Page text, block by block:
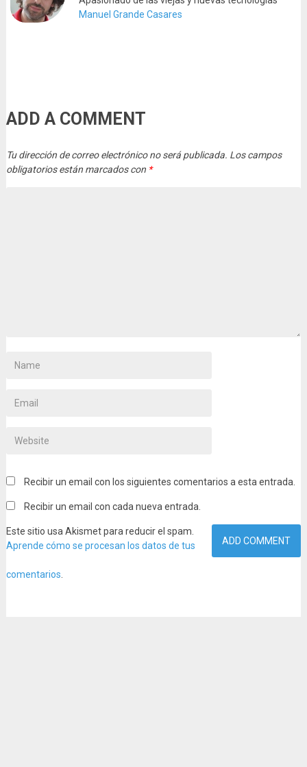
Manuel Grande Casares
ADD A COMMENT
Tu dirección de correo electrónico no será publicada. Los campos
obligatorios están marcados con *
Recibir un email con los siguientes comentarios a esta entrada.
Recibir un email con cada nueva entrada.
Este sitio usa Akismet para reducir el spam.
Aprende cómo se procesan los datos de tus
comentarios.